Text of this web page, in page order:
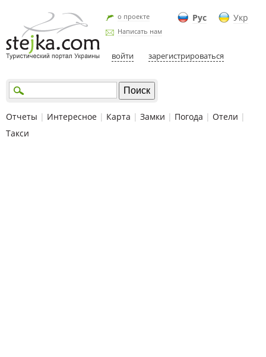
Рус Укр
о проекте
Написать нам
войти зарегистрироваться
Отчеты | Интересное | Карта | Замки | Погода | Отели |
Такси